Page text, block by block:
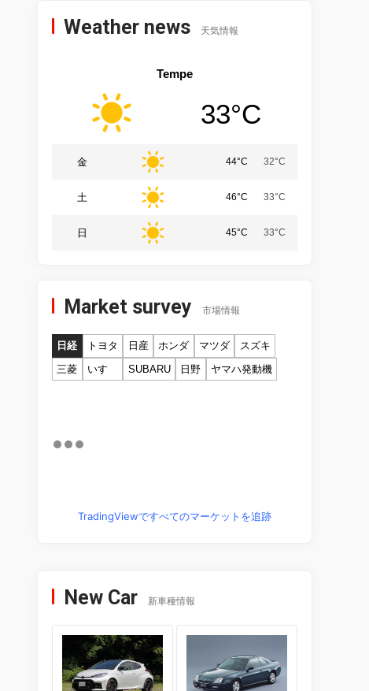
Weather news 天気情報
Tempe
33°C
金 44°C 32°C
土 46°C 33°C
日 45°C 33°C
Market survey 市場情報
日経 トヨタ 日産 ホンダ マツダ
スズキ
三菱
いすゞ SUBARU 日野 ヤマハ発動機
TradingViewですべてのマーケットを追跡
New Car 新車種情報